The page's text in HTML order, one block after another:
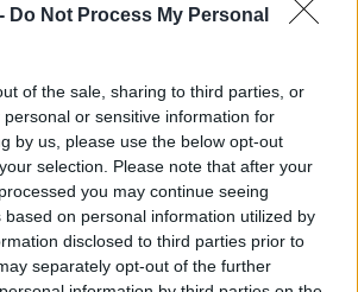
Do Not Process My Personal
of the sale, sharing to third parties, or
or sensitive information for
by us, please use the below opt-out
selection. Please note that after your
you may continue seeing
based on personal information utilized by
disclosed to third parties prior to
separately opt-out of the further
y Gabinete
leonesa
Por
Mi sueño,